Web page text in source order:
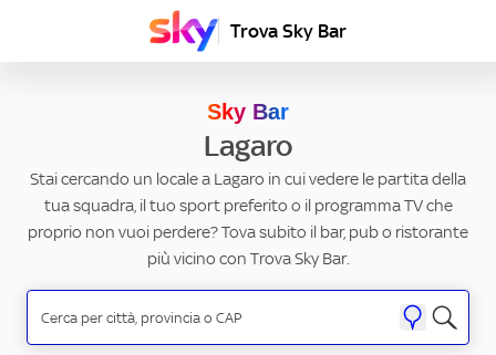
Trova Sky Bar
Sky Bar
Lagaro
Stai cercando un locale a Lagaro in cui vedere le partita della
tua squadra, il tuo sport preferito o il programma TV che
proprio non vuoi perdere? Tova subito il bar, pub o ristorante
più vicino con Trova Sky Bar.